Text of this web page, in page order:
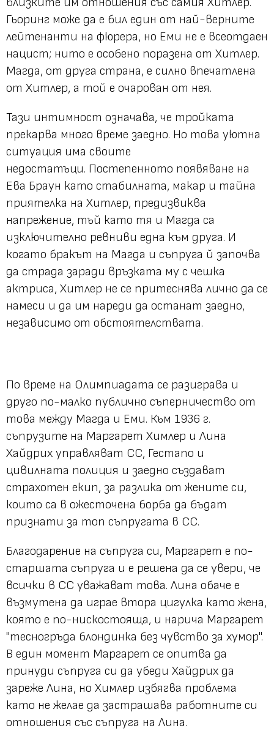
Гьоринг може да е бил един от най-верните
лейтенанти на фюрера, но Еми не е всеотдаен
нацист; нито е особено поразена от Хитлер.
Магда, от друга страна, е силно впечатлена
от Хитлер, а той е очарован от нея.
Тази интимност означава, че тройката
прекарва много време заедно. Но това уютна
ситуация има своите
недостатъци. Постепенното появяване на
Ева Браун като стабилната, макар и тайна
приятелка на Хитлер, предизвиква
напрежение, тъй като тя и Магда са
изключително ревниви една към друга. И
когато бракът на Магда и съпруга й започва
да страда заради връзката му с чешка
актриса, Хитлер не се притеснява лично да се
намеси и да им нареди да останат заедно,
независимо от обстоятелствата.
По време на Олимпиадата се разиграва и
друго по-малко публично съперничество от
това между Магда и Еми. Към 1936 г.
съпрузите на Маргарет Химлер и Лина
Хайдрих управляват СС, Гестапо и
цивилната полиция и заедно създават
страхотен екип, за разлика от жените си,
които са в ожесточена борба да бъдат
признати за топ съпругата в СС.
Благодарение на съпруга си, Маргарет е по-
старшата съпруга и е решена да се увери, че
всички в СС уважават това. Лина обаче е
възмутена да играе втора цигулка като жена,
която е по-нискостояща, и нарича Маргарет
"тесногръда блондинка без чувство за хумор".
В един момент Маргарет се опитва да
принуди съпруга си да убеди Хайдрих да
зареже Лина, но Химлер избягва проблема
като не желае да застрашава работните си
отношения със съпруга на Лина.